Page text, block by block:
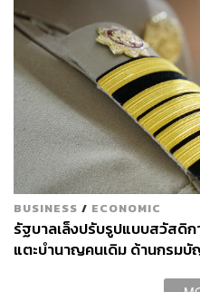
ฉลาด ต้องฟังให้รอบด้านเพื่อป
ขณะเดียวกันวิกฤตนี้กลายเป็
ถ้ารัฐเข้าใจประเด็นนี้ ระบบธ
ก็จะสามารถร่วมมือกันจัดการ
ไม่ใช่ว่าอัดเงินเข้าไปแล้วพูดว่
ไม่รู้ มันพูดง่ายว่าอัดเงินเข้าไ
พิสูจน์ให้ดูได้ เพราะเงินนี้ใน
อนาคตทั้งนั้น
BUSINESS / ECONOMIC
รัฐบาลเล็งปรับรูปแบบสวัสดิก
แตะบำนาญคนเดิม ด้านกรมบั